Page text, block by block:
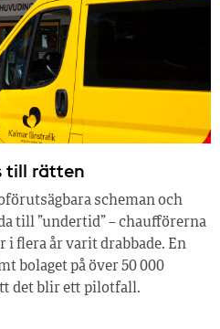
till rätten
scheman och
till ”undertid” – chaufförerna
i flera år varit drabbade. En
bolaget på över 50 000
det blir ett pilotfall.